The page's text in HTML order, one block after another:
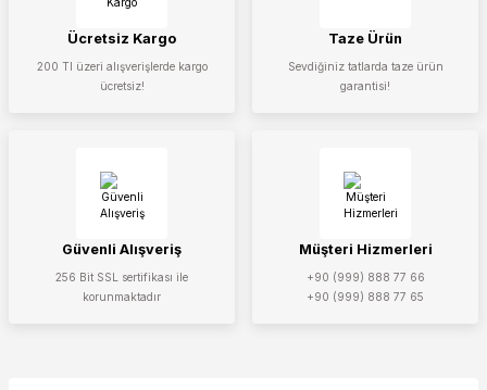
Ücretsiz Kargo
200 Tl üzeri alışverişlerde kargo
ücretsiz!
Taze Ürün
Sevdiğiniz tatlarda taze ürün
garantisi!
Güvenli Alışveriş
256 Bit SSL sertifikası ile
korunmaktadır
Müşteri Hizmerleri
+90 (999) 888 77 66
+90 (999) 888 77 65